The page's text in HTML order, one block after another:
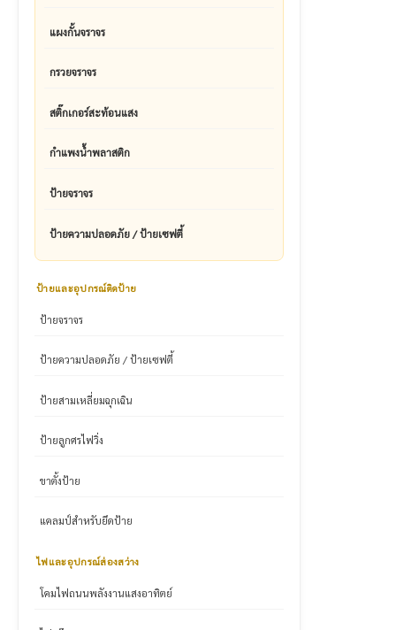
แผงกั้นจราจร
กรวยจราจร
สติ๊กเกอร์สะท้อนแสง
กำแพงน้ำพลาสติก
ป้ายจราจร
ป้ายความปลอดภัย / ป้ายเซฟตี้
ป้ายและอุปกรณ์ติดป้าย
ป้ายจราจร
ป้ายความปลอดภัย / ป้ายเซฟตี้
ป้ายสามเหลี่ยมฉุกเฉิน
ป้ายลูกศรไฟวิ่ง
ขาตั้งป้าย
แคลมป์สำหรับยึดป้าย
ไฟและอุปกรณ์ส่องสว่าง
โคมไฟถนนพลังงานแสงอาทิตย์